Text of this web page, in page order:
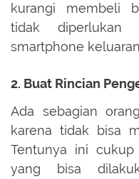
kurangi membeli
tidak diperlukan
smartphone
2. Buat Rincian
Ada sebagian
karena tidak bisa
Tentunya ini
yang bisa